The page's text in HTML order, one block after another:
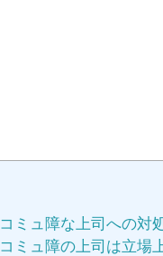
コミュ障な上司への対
コミュ障の上司は立場